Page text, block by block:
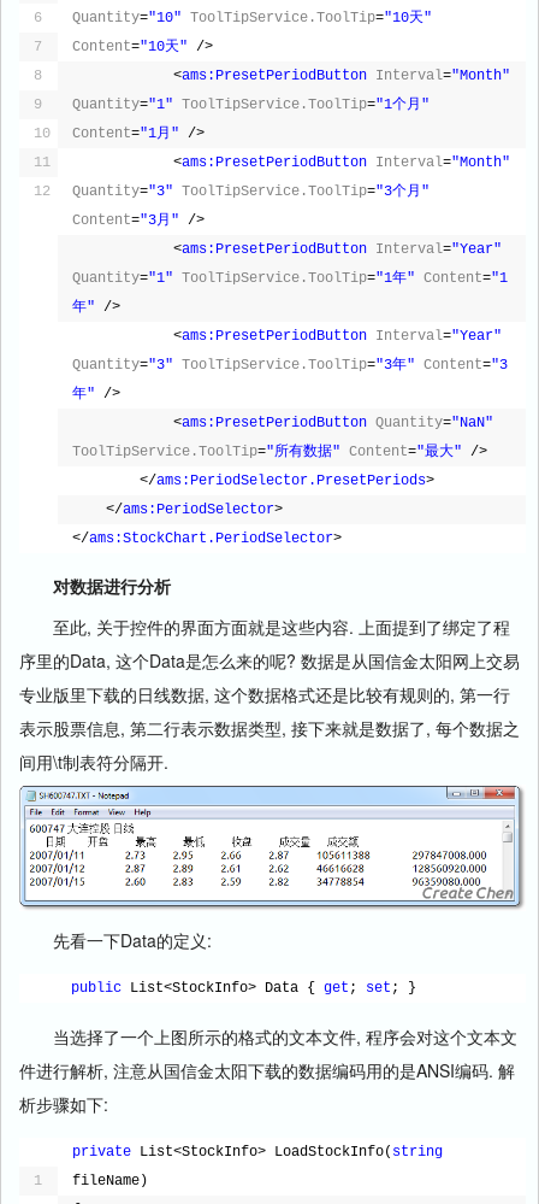
6
7
8
9
10
11
12
Quantity="10" ToolTipService.ToolTip="10天"
Content="10天" />
<ams:PresetPeriodButton Interval="Month"
Quantity="1" ToolTipService.ToolTip="1个月"
Content="1月" />
<ams:PresetPeriodButton Interval="Month"
Quantity="3" ToolTipService.ToolTip="3个月"
Content="3月" />
<ams:PresetPeriodButton Interval="Year"
Quantity="1" ToolTipService.ToolTip="1年" Content="1
年" />
<ams:PresetPeriodButton Interval="Year"
Quantity="3" ToolTipService.ToolTip="3年" Content="3
年" />
<ams:PresetPeriodButton Quantity="NaN"
ToolTipService.ToolTip="所有数据" Content="最大" />
</ams:PeriodSelector.PresetPeriods>
</ams:PeriodSelector>
</ams:StockChart.PeriodSelector>
对数据进行分析
至此, 关于控件的界面方面就是这些内容. 上面提到了绑定了程
序里的Data, 这个Data是怎么来的呢? 数据是从国信金太阳网上交易
专业版里下载的日线数据, 这个数据格式还是比较有规则的, 第一行
表示股票信息, 第二行表示数据类型, 接下来就是数据了, 每个数据之
间用\t制表符分隔开.
先看一下Data的定义:
public List<StockInfo> Data { get ; set ; }
当选择了一个上图所示的格式的文本文件, 程序会对这个文本文
件进行解析, 注意从国信金太阳下载的数据编码用的是ANSI编码. 解
析步骤如下:
1
private List<StockInfo> LoadStockInfo( string
fileName)